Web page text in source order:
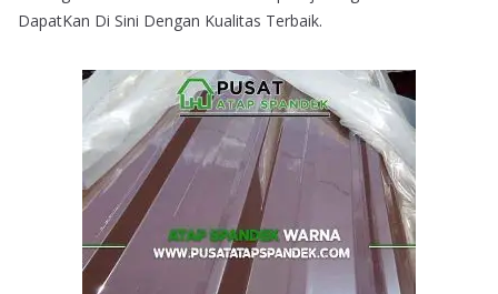
DapatKan Di Sini Dengan Kualitas Terbaik.